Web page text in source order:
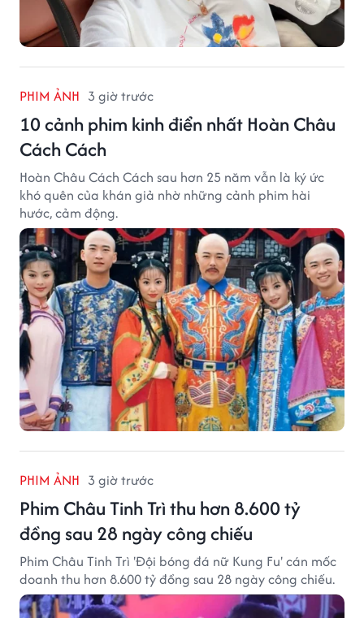
PHIM ẢNH 3 giờ trước
10 cảnh phim kinh điển nhất Hoàn Châu
Cách Cách
Hoàn Châu Cách Cách sau hơn 25 năm vẫn là ký ức
khó quên của khán giả nhờ những cảnh phim hài
hước, cảm động.
PHIM ẢNH 3 giờ trước
Phim Châu Tinh Trì thu hơn 8.600 tỷ
đồng sau 28 ngày công chiếu
Phim Châu Tinh Trì 'Đội bóng đá nữ Kung Fu' cán mốc
doanh thu hơn 8.600 tỷ đồng sau 28 ngày công chiếu.